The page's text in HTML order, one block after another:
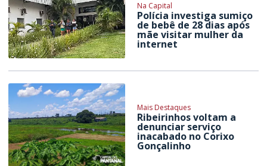
Na Capital
Polícia investiga sumiço
de bebê de 28 dias após
mãe visitar mulher da
internet
Mais Destaques
Ribeirinhos voltam a
denunciar serviço
inacabado no Corixo
Gonçalinho